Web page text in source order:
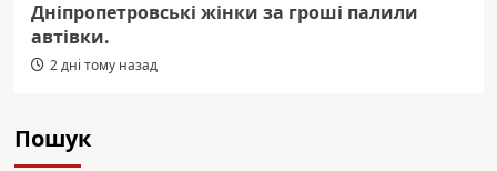
Дніпропетровські жінки за гроші палили
автівки.
2 дні тому назад
Пошук